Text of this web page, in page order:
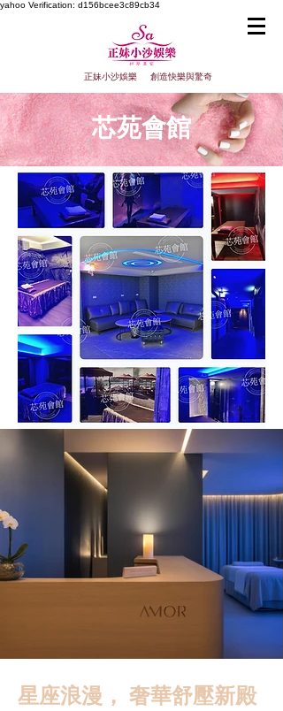
yahoo Verification: d156bcee3c89cb34
正妹小沙娛樂 創造快樂與驚奇
芯苑會館
星座浪漫， 奢華舒壓新殿